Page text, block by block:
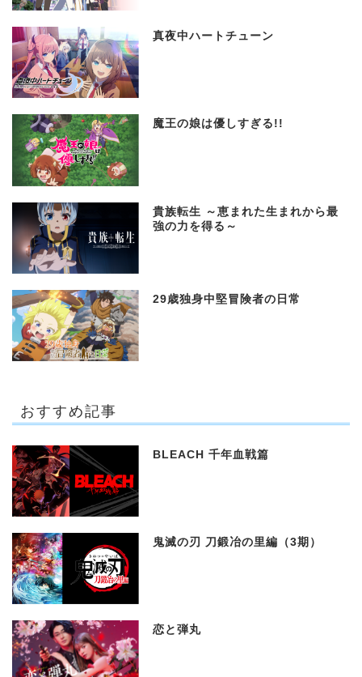
真夜中ハートチューン
魔王の娘は優しすぎる!!
貴族転生 ～恵まれた生まれから最
強の力を得る～
29歳独身中堅冒険者の日常
おすすめ記事
BLEACH 千年血戦篇
鬼滅の刃 刀鍛冶の里編（3期）
恋と弾丸